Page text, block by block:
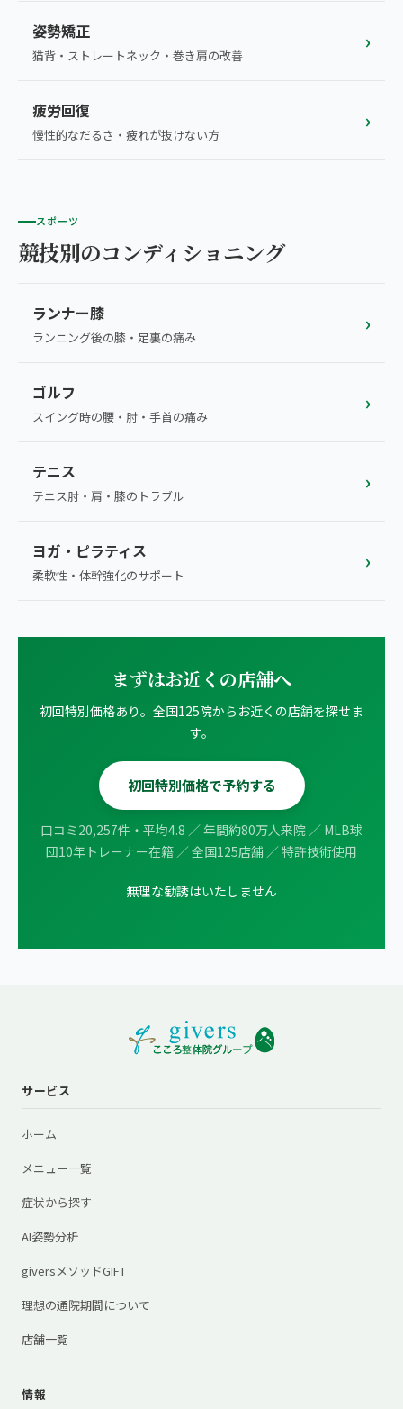
姿勢矯正
猫背・ストレートネック・巻き肩の改善
›
疲労回復
慢性的なだるさ・疲れが抜けない方
›
スポーツ
競技別のコンディショニング
ランナー膝
ランニング後の膝・足裏の痛み
›
ゴルフ
スイング時の腰・肘・手首の痛み
›
テニス
テニス肘・肩・膝のトラブル
›
ヨガ・ピラティス
柔軟性・体幹強化のサポート
›
まずはお近くの店舗へ
初回特別価格あり。全国125院からお近くの店舗を探せま
す。
初回特別価格で予約する
口コミ20,257件・平均4.8 ／ 年間約80万人来院 ／ MLB球
団10年トレーナー在籍 ／ 全国125店舗 ／ 特許技術使用
無理な勧誘はいたしません
サービス
ホーム
メニュー一覧
症状から探す
AI姿勢分析
giversメソッドGIFT
理想の通院期間について
店舗一覧
情報